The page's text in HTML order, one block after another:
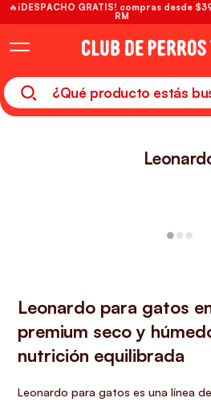
Leonardo para gatos
premium seco y
nutrición equilibrada
Leonardo para gatos es una línea
🔥¡DESPACHO GRATIS! compras desde
RM